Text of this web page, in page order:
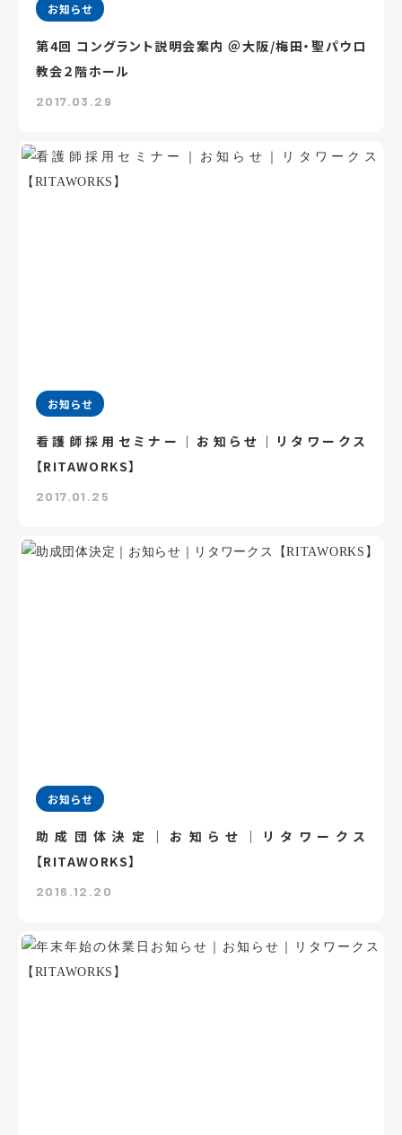
お知らせ
第4回 コングラント説明会案内 ＠大阪/梅田・聖パウロ
教会２階ホール
2017.03.29
お知らせ
看護師採用セミナー｜お知らせ｜リタワークス
【RITAWORKS】
2017.01.25
お知らせ
助成団体決定｜お知らせ｜リタワークス
【RITAWORKS】
2016.12.20